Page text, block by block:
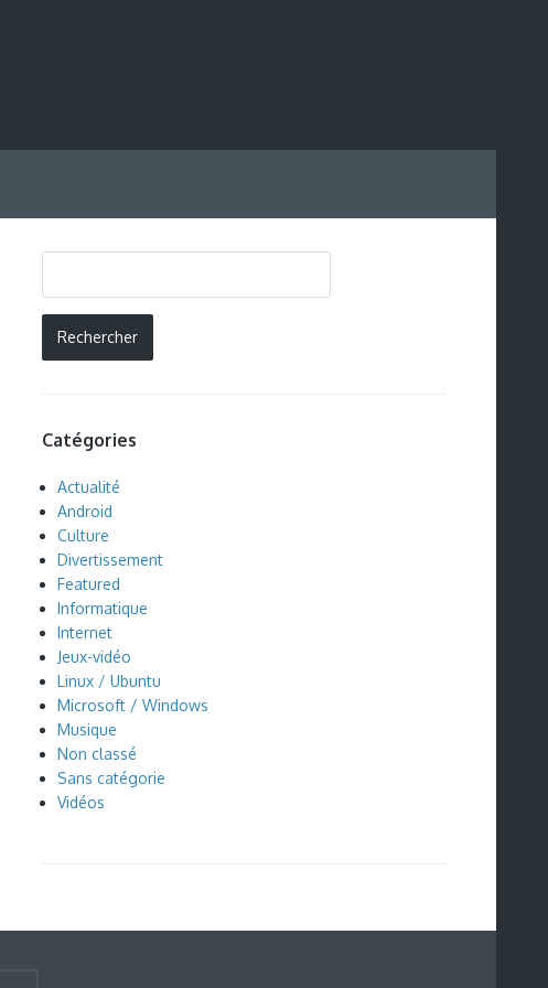
Catégories
Actualité
Android
Culture
Divertissement
Featured
Informatique
Internet
Jeux-vidéo
Linux / Ubuntu
Microsoft / Windows
Musique
Non classé
Sans catégorie
Vidéos